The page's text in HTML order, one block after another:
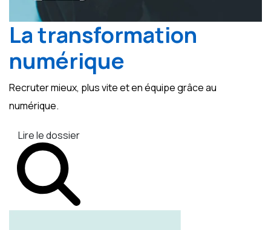
La transformation
numérique
Recruter mieux, plus vite et en équipe grâce au
numérique.
Lire le dossier